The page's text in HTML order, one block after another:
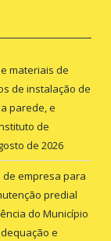
materiais de
de instalação de
parede, e
de
de 2026
de empresa para
predial
do Município
e